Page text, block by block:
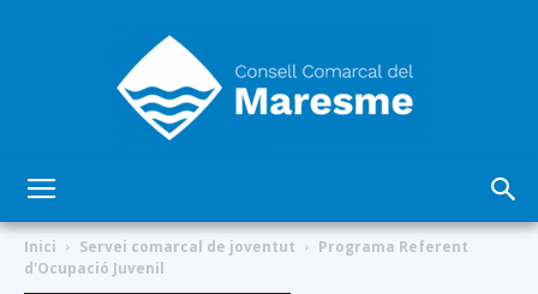
Inici Servei comarcal de joventut
Programa Referent
d'Ocupació Juvenil